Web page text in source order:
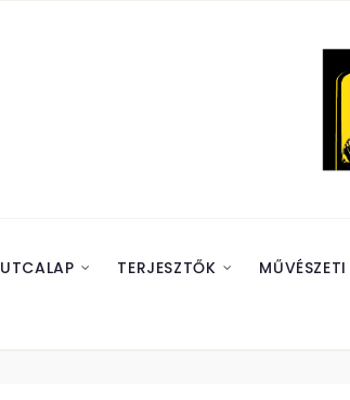
UTCALAP TERJESZTŐK MŰVÉSZETI